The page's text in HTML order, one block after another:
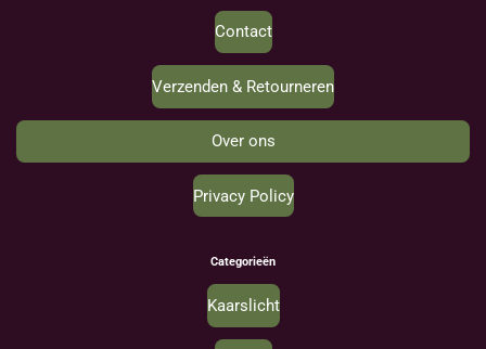
Contact
Verzenden & Retourneren
Over ons
Privacy Policy
Categorieën
Kaarslicht